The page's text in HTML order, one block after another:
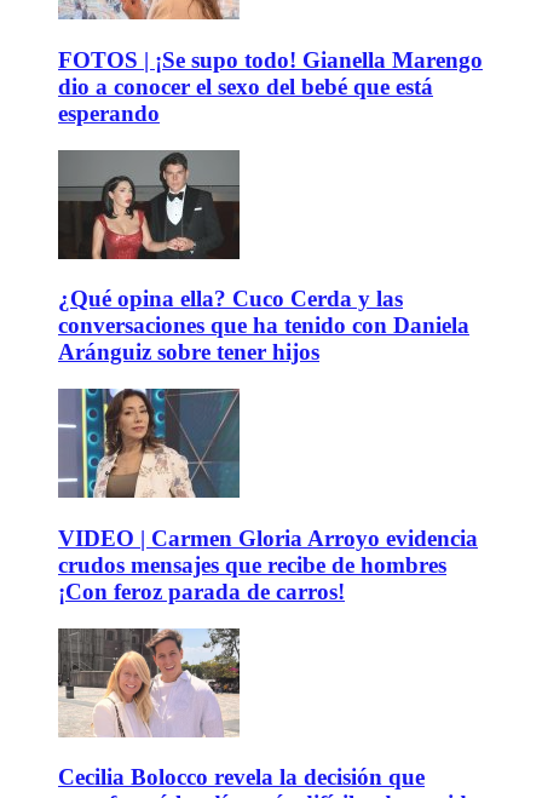
FOTOS | ¡Se supo todo! Gianella Marengo
dio a conocer el sexo del bebé que está
esperando
¿Qué opina ella? Cuco Cerda y las
conversaciones que ha tenido con Daniela
Aránguiz sobre tener hijos
VIDEO | Carmen Gloria Arroyo evidencia
crudos mensajes que recibe de hombres
¡Con feroz parada de carros!
Cecilia Bolocco revela la decisión que